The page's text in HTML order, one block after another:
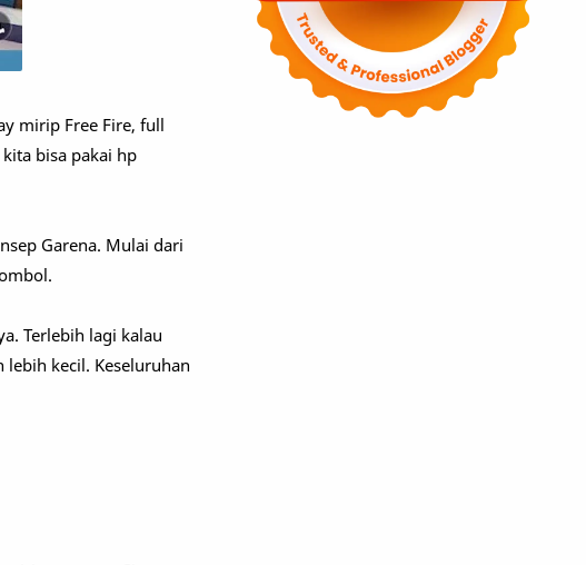
mirip Free Fire, full
bisa pakai hp
Garena. Mulai dari
Terlebih lagi kalau
kecil. Keseluruhan